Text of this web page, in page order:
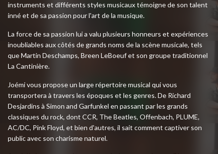
instruments et différents styles musicaux témoigne de son talent
inné et de sa passion pour l'art de la musique.
La force de sa passion lui a valu plusieurs honneurs et expériences
inoubliables aux côtés de grands noms de la scène musicale, tels
que Martin Deschamps, Breen LeBoeuf et son groupe traditionnel
La Cantinière.
Joémi vous propose un large répertoire musical qui vous
transportera à travers les époques et les genres. De Richard
Desjardins à Simon and Garfunkel en passant par les grands
classiques du rock, dont CCR, The Beatles, Offenbach, PLUME,
AC/DC, Pink Floyd, et bien d'autres, il sait comment captiver son
public avec son charisme naturel.